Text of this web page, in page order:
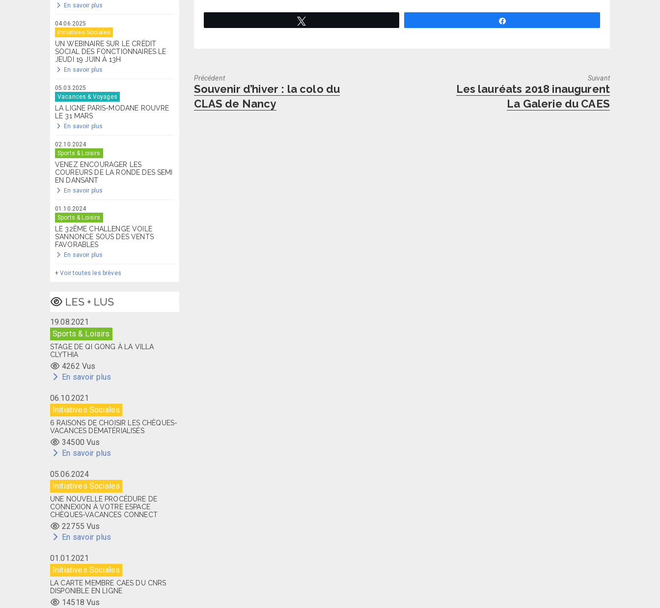
Précédent
Previous
post:
Souvenir d’hiver : la colo du
CLAS de Nancy
Suivant
Next
post:
Les lauréats 2018 inaugurent
La Galerie du CAES
En savoir plus
04.06.2025
Initiatives Sociales
UN WEBINAIRE SUR LE CRÉDIT
SOCIAL DES FONCTIONNAIRES LE
JEUDI 19 JUIN À 13H
En savoir plus
05.03.2025
Vacances & Voyages
LA LIGNE PARIS-MODANE ROUVRE
LE 31 MARS
En savoir plus
02.10.2024
Sports & Loisirs
VENEZ ENCOURAGER LES
COUREURS DE LA RONDE DES SEMI
EN DANSANT
En savoir plus
01.10.2024
Sports & Loisirs
LE 32ÈME CHALLENGE VOILE
S’ANNONCE SOUS DES VENTS
FAVORABLES
En savoir plus
+Voir toutes les brèves
LES + LUS
19.08.2021
Sports & Loisirs
STAGE DE QI GONG À LA VILLA
CLYTHIA
4262 Vus
En savoir plus
06.10.2021
Initiatives Sociales
6 RAISONS DE CHOISIR LES CHÈQUES-
VACANCES DÉMATÉRIALISÉS
34500 Vus
En savoir plus
05.06.2024
Initiatives Sociales
UNE NOUVELLE PROCÉDURE DE
CONNEXION À VOTRE ESPACE
CHÈQUES-VACANCES CONNECT
22755 Vus
En savoir plus
01.01.2021
Initiatives Sociales
LA CARTE MEMBRE CAES DU CNRS
DISPONIBLE EN LIGNE
14518 Vus